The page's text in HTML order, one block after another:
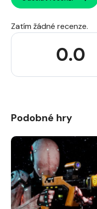
Zatím žádné recenze.
0.0
Podobné hry